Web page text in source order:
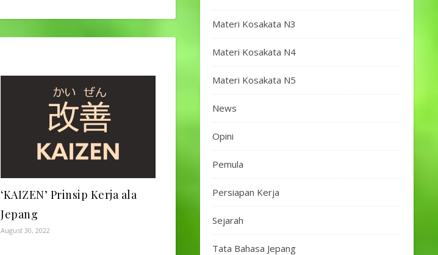
‘KAIZEN’ Prinsip Kerja ala
Jepang
August 30, 2022
Materi Kosakata N3
Materi Kosakata N4
Materi Kosakata N5
News
Opini
Pemula
Persiapan Kerja
Sejarah
Tata Bahasa Jepang